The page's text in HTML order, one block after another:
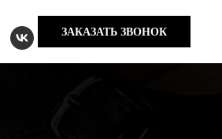
ЗАКАЗАТЬ ЗВОНОК